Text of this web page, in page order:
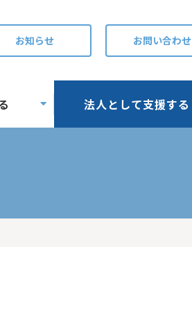
お知らせ お問い合わせ
法人として支援する